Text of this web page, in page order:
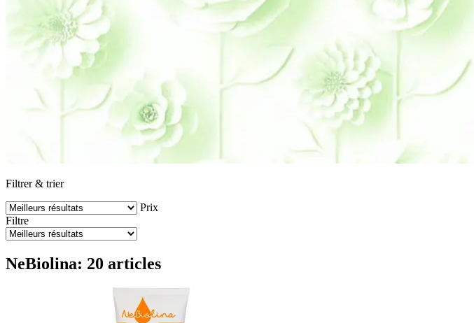
Filtrer & trier
Prix
Filtre
NeBiolina: 20 articles